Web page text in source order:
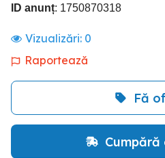
ID anunț: 1750870318
Vizualizări: 0
Raportează
Fă
Cumpără